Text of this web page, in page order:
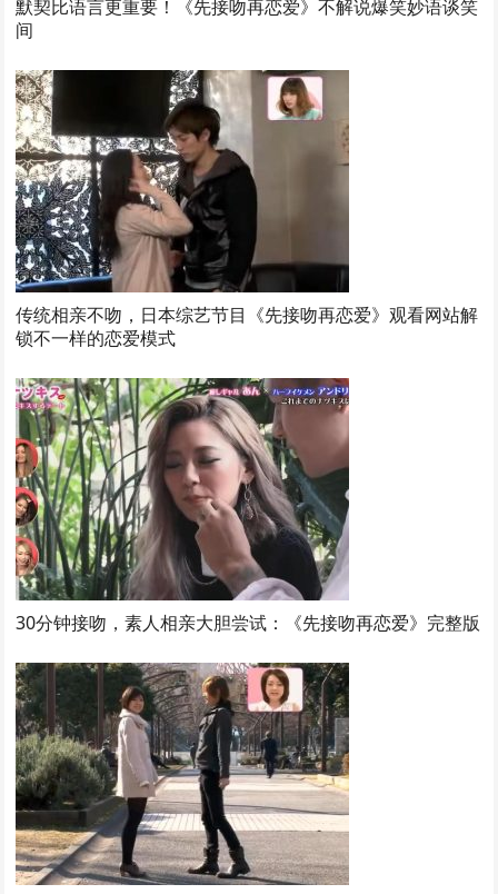
默契比语言更重要！《先接吻再恋爱》不解说爆笑妙语谈笑
间
传统相亲不吻，日本综艺节目《先接吻再恋爱》观看网站解
锁不一样的恋爱模式
30分钟接吻，素人相亲大胆尝试：《先接吻再恋爱》完整版